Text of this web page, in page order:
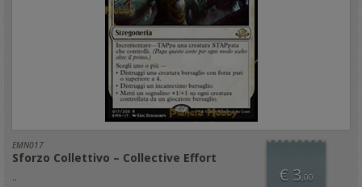
EMN017
Sforzo Collettivo – Collective Effort
.. € 3,00